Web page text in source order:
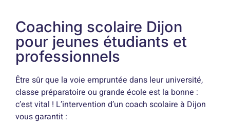
Coaching scolaire Dijon
pour jeunes étudiants et
professionnels
Être sûr que la voie empruntée dans leur université,
classe préparatoire ou grande école est la bonne :
c’est vital ! L’intervention d’un coach scolaire à Dijon
vous garantit :